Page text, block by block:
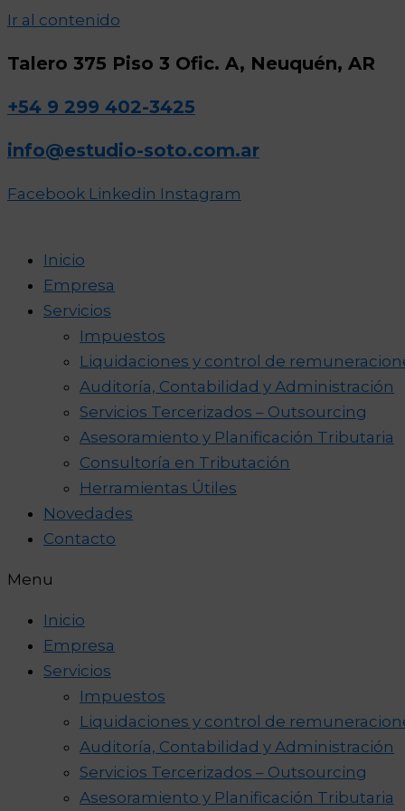
Ir al contenido
Talero 375 Piso 3 Ofic. A, Neuquén, AR
+54 9 299 402-3425
info@estudio-soto.com.ar
Facebook Linkedin Instagram
Inicio
Empresa
Servicios
Impuestos
Liquidaciones y control de
Auditoría, Contabilidad y Administración
Servicios Tercerizados – Outsourcing
Asesoramiento y Planificación Tributaria
Consultoría en Tributación
Herramientas Útiles
Novedades
Contacto
Menu
Inicio
Empresa
Servicios
Impuestos
Liquidaciones y control de
Auditoría, Contabilidad y Administración
Servicios Tercerizados – Outsourcing
Asesoramiento y Planificación Tributaria